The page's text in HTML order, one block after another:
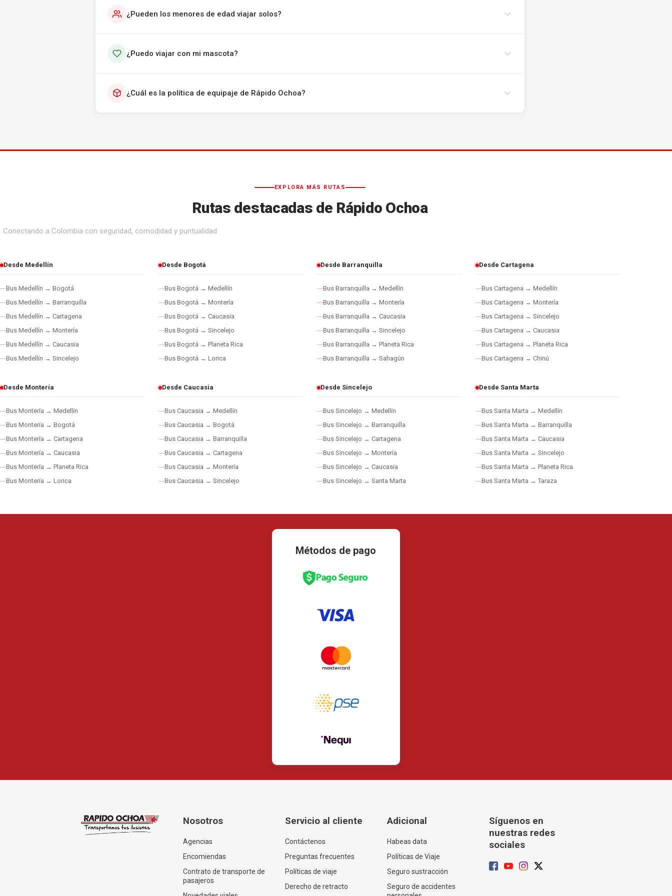
¿Pueden los menores de edad viajar solos?
¿Puedo viajar con mi mascota?
¿Cuál es la política de equipaje de Rápido Ochoa?
EXPLORA MÁS RUTAS
Rutas destacadas de Rápido Ochoa
Conectando a Colombia con seguridad, comodidad y puntualidad
Desde Medellín
Bus Medellín → Bogotá
Bus Medellín → Barranquilla
Bus Medellín → Cartagena
Bus Medellín → Montería
Bus Medellín → Caucasia
Bus Medellín → Sincelejo
Desde Bogotá
Bus Bogotá → Medellín
Bus Bogotá → Montería
Bus Bogotá → Caucasia
Bus Bogotá → Sincelejo
Bus Bogotá → Planeta Rica
Bus Bogotá → Lorica
Desde Barranquilla
Bus Barranquilla → Medellín
Bus Barranquilla → Montería
Bus Barranquilla → Caucasia
Bus Barranquilla → Sincelejo
Bus Barranquilla → Planeta Rica
Bus Barranquilla → Sahagún
Desde Cartagena
Bus Cartagena → Medellín
Bus Cartagena → Montería
Bus Cartagena → Sincelejo
Bus Cartagena → Caucasia
Bus Cartagena → Planeta Rica
Bus Cartagena → Chinú
Desde Montería
Bus Montería → Medellín
Bus Montería → Bogotá
Bus Montería → Cartagena
Bus Montería → Caucasia
Bus Montería → Planeta Rica
Bus Montería → Lorica
Desde Caucasia
Bus Caucasia → Medellín
Bus Caucasia → Bogotá
Bus Caucasia → Barranquilla
Bus Caucasia → Cartagena
Bus Caucasia → Montería
Bus Caucasia → Sincelejo
Desde Sincelejo
Bus Sincelejo → Medellín
Bus Sincelejo → Barranquilla
Bus Sincelejo → Cartagena
Bus Sincelejo → Montería
Bus Sincelejo → Caucasia
Bus Sincelejo → Santa Marta
Desde Santa Marta
Bus Santa Marta → Medellín
Bus Santa Marta → Barranquilla
Bus Santa Marta → Caucasia
Bus Santa Marta → Sincelejo
Bus Santa Marta → Planeta Rica
Bus Santa Marta → Taraza
Métodos de pago
Nosotros
Agencias
Encomiendas
Contrato de transporte de
pasajeros
Servicio al cliente
Contáctenos
Preguntas frecuentes
Políticas de viaje
Derecho de retracto
Adicional
Habeas data
Políticas de Viaje
Seguro sustracción
Seguro de accidentes
Síguenos en
nuestras redes
sociales